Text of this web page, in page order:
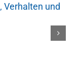
Verhalten und